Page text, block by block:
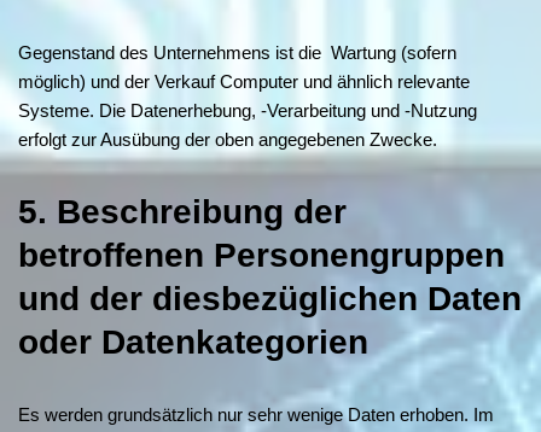
Gegenstand des Unternehmens ist die Wartung (sofern
möglich) und der Verkauf Computer und ähnlich relevante
Systeme. Die Datenerhebung, -Verarbeitung und -Nutzung
erfolgt zur Ausübung der oben angegebenen Zwecke.
5. Beschreibung der
betroffenen Personengruppen
und der diesbezüglichen Daten
oder Datenkategorien
Es werden grundsätzlich nur sehr wenige Daten erhoben. Im